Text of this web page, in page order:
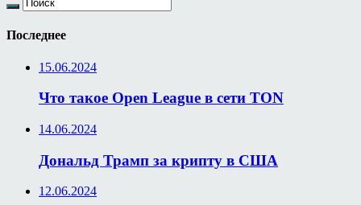
Последнее
15.06.2024
Что такое Open League в сети TON
14.06.2024
Дональд Трамп за крипту в США
12.06.2024